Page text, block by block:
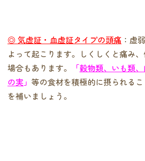
◎ 気虚証・血虚証タイプの頭痛 ：虚
よって起こります。しくしくと痛み
場合もあります。
「穀物類、いも類
の実 」 等の食材を積極的に摂られるこ
を補いましょう。